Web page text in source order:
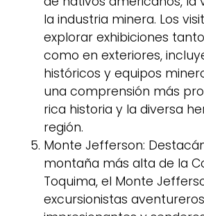
la industria minera. Los
explorar exhibiciones
como en exteriores,
históricos y equipos
una comprensión más
rica historia y la diversa
región.
Monte Jefferson:
montaña más alta de la
Toquima, el Monte
excursionistas